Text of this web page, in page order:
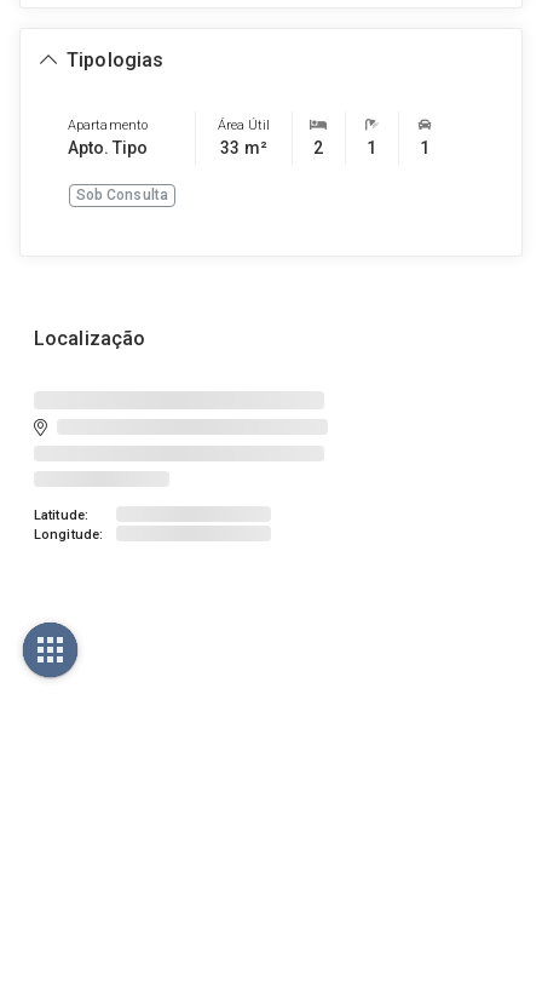
Tipologias
Apartamento
Apto. Tipo
Área Útil
33 m² 2 1 1
Sob Consulta
Localização
Latitude:
Longitude: